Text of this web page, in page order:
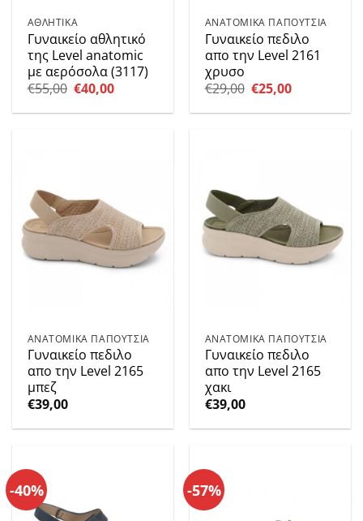
ΑΘΛΗΤΙΚΑ
Γυναικείο αθλητικό
της Level anatomic
με αερόσολα (3117)
€55,00 Original
price
was:
€40,00Η
τιμή
ΑΝΑΤΟΜΙΚΑ ΠΑΠΟΥΤΣΙΑ
Γυναικείο πεδιλο
απο την Level 2161
χρυσο
€29,00 Original
price
was:
€25,00Η
τιμή
ΑΝΑΤΟΜΙΚΑ ΠΑΠΟΥΤΣΙΑ
Γυναικείο πεδιλο
απο την Level 2165
μπεζ
€39,00
ΑΝΑΤΟΜΙΚΑ ΠΑΠΟΥΤΣΙΑ
Γυναικείο πεδιλο
απο την Level 2165
χακι
€39,00
-40% -57%